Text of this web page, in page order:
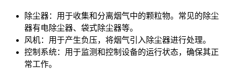
除尘器：用于收集和分离烟气中的颗粒物。常见的除尘
器有电除尘器、袋式除尘器等。
风机：用于产生负压，将烟气引入除尘器进行处理。
控制系统：用于监测和控制设备的运行状态，确保其正
常工作。